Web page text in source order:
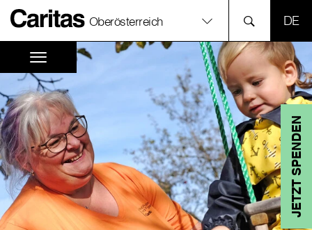
Oberösterreich
JETZT SPENDEN